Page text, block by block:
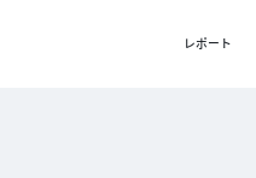
レポート